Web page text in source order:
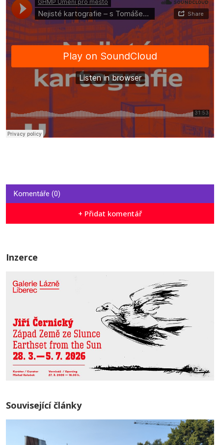
Komentáře (0)
+ Přidat komentář
Inzerce
Související články